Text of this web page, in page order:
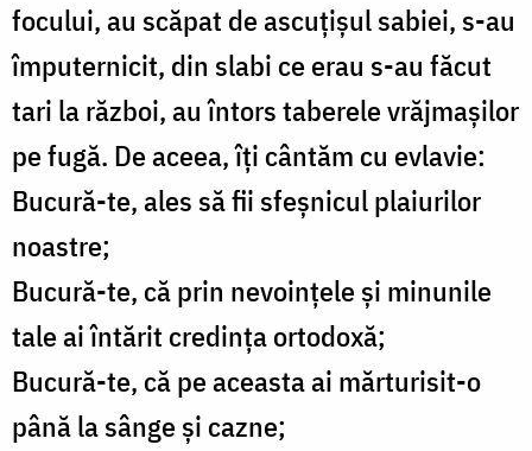
focului, au scăpat de ascuțișul sabiei, s-au
împuternicit, din slabi ce erau s-au făcut
tari la război, au întors taberele vrăjmașilor
pe fugă. De aceea, îți cântăm cu evlavie:
Bucură-te, ales să fii sfeșnicul plaiurilor
noastre;
Bucură-te, că prin nevoințele și minunile
tale ai întărit credința ortodoxă;
Bucură-te, că pe aceasta ai mărturisit-o
până la sânge și cazne;